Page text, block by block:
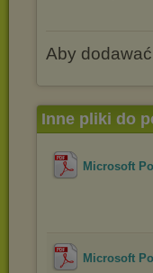
Aby
Inne pliki do
Microsoft
Microsoft